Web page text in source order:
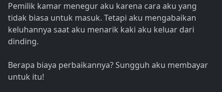
Pemilik kamar menegur aku karena cara aku yang
tidak biasa untuk masuk. Tetapi aku mengabaikan
keluhannya saat aku menarik kaki aku keluar dari
dinding.
Berapa biaya perbaikannya? Sungguh aku membayar
untuk itu!